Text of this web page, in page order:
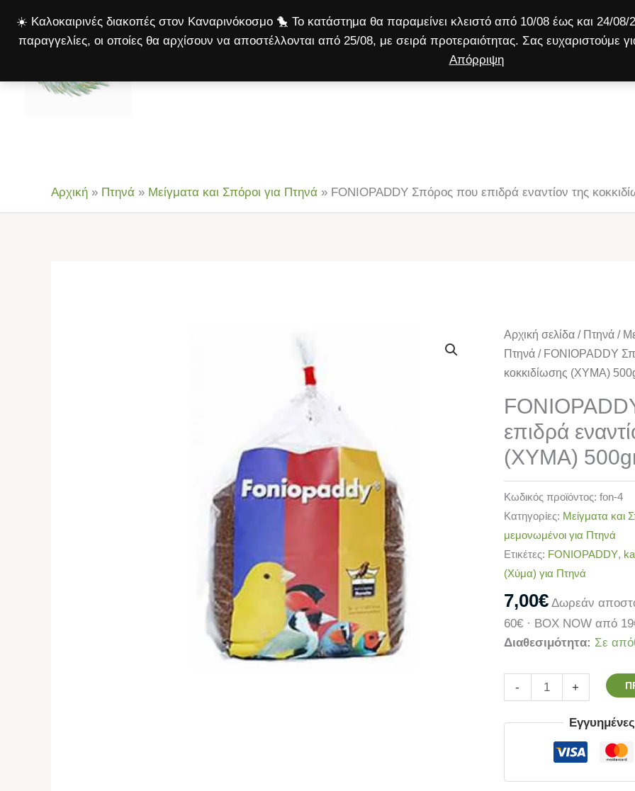
☀️ Καλοκαιρινές διακοπές στον Καναρινόκοσμο 🐤 Το κατάστημα θα παραμείνει κλειστό από 10/08 έως και 24/08/
παραγγελίες, οι οποίες θα αρχίσουν να αποστέλλονται από 25/08, με σειρά προτεραιότητας. Σας ευχαριστούμε
Απόρριψη
περιεχόμενο
Μικρό ζώο
Αρχική » Πτηνά » Μείγματα και Σπόροι για Πτηνά » FONIOPADDY Σπόρος που επιδρά εναντίον της
Αρχική σελίδα/ Πτηνά/
Πτηνά/ FONIOPADDY
κοκκιδίωσης (ΧΥΜΑ)
επιδρά
(ΧΥΜΑ)
Κωδικός προϊόντος: fon-4
Κατηγορίες: Μείγματα και
μεμονωμένοι για Πτηνά
Ετικέτες: FONIOPADDY,
(Χύμα) για Πτηνά
7,00€ Δωρεάν
60€ · BOX NOW από
Διαθεσιμότητα: Σε
-
FONIOPADDY
Σπόρος
που
εναντίον
της
κοκκιδίωσης
(ΧΥΜΑ)
ποσότητα
+